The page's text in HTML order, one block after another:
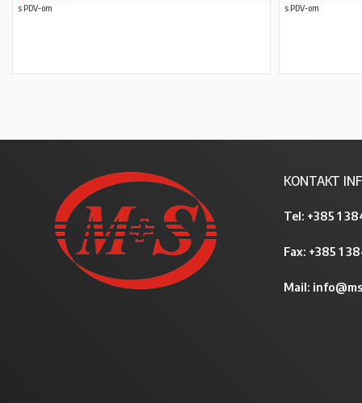
s PDV-om s PDV-om
KONTAKT
Tel: +385 1
Fax: +385 1
Mail: